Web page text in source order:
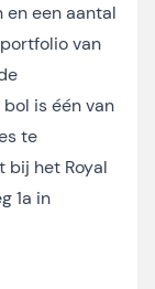
en een aantal
van
is één van
te
bij het Royal
1a in